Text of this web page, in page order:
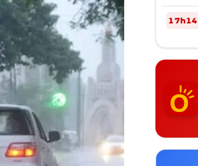
17h14